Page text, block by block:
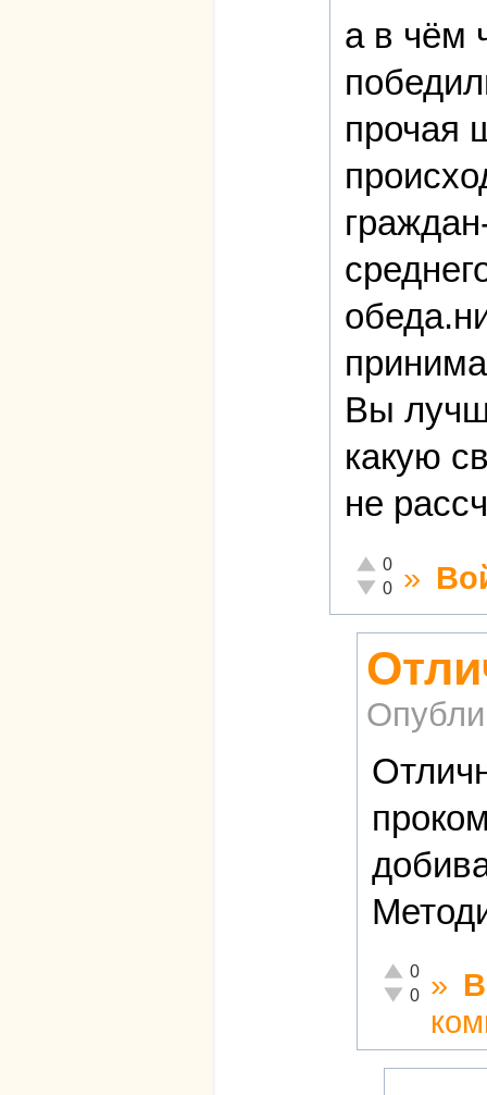
а в чём
прочая
Вы
какую
не
Отлично!
0
Неадекватно!
0 »
Отлично!
0
Неадекватно!
0 »